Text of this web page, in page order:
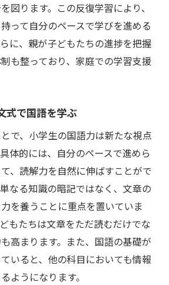
図ります。この反復学習により、
って自分のペースで学びを進める
に、親が子どもたちの進捗を把握
も整っており、家庭での学習支援
式で国語を学ぶ
で、小学生の国語力は新たな視点
体的には、自分のペースで進めら
、読解力を自然に伸ばすことがで
なる知識の暗記ではなく、文章の
を養うことに重点を置いていま
もたちは文章をただ読むだけでな
高まります。また、国語の基礎が
いると、他の科目においても情報
ようになります。